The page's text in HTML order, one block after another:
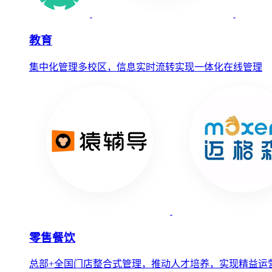
教育
集中化管理多校区，信息实时流转实现一体化在线管理
零售餐饮
总部+全国门店整合式管理，推动人才培养，实现精益运